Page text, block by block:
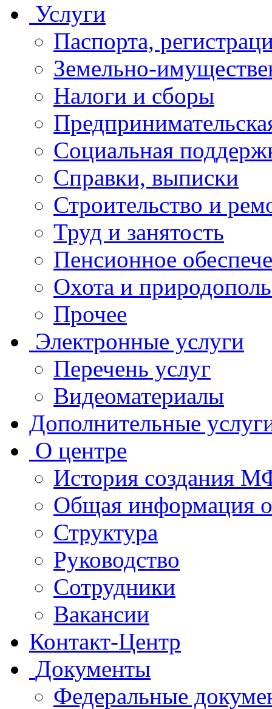
Услуги
Паспорта,
Земельно-
Налоги и сборы
Социальная
Справки, выписки
Строительство и
Труд и занятость
Пенсионное
Охота и
Прочее
Электронные услуги
Перечень услуг
Видеоматериалы
Дополнительные
О центре
История создания
Общая
Структура
Руководство
Сотрудники
Вакансии
Контакт-Центр
Документы
Федеральные